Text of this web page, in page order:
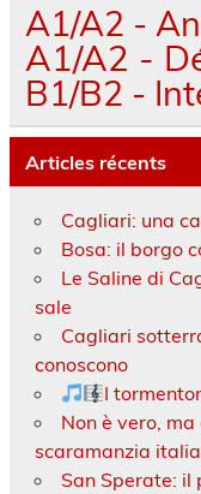
A1/A2 -
A1/A2 -
B1/B2 -
Articles récents
Cagliari: una
Bosa: il borgo
Le Saline di
sale
Cagliari
conoscono
I
Non è vero,
scaramanzia
San Sperate: il